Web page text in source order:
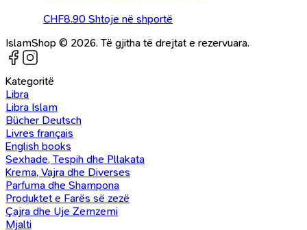
CHF8.90 Shtoje në shportë
IslamShop © 2026. Të gjitha të drejtat e rezervuara.
Kategoritë
Libra
Libra Islam
Bücher Deutsch
Livres français
English books
Sexhade, Tespih dhe Pllakata
Krema, Vajra dhe Diverses
Parfuma dhe Shampona
Produktet e Farës së zezë
Çajra dhe Uje Zemzemi
Mjalti